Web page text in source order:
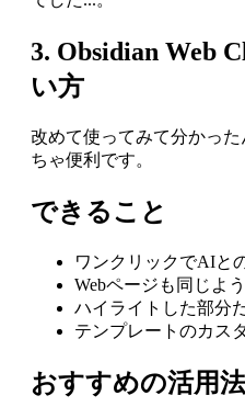
3. Obsidian Web
い方
改めて使ってみて分かっ
ちゃ便利です。
できること
ワンクリックでAIと
Webページも同じよ
ハイライトした部分
テンプレートのカス
おすすめの活用法